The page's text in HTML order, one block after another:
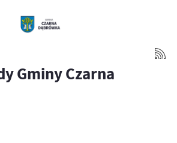
Gminy Czarna